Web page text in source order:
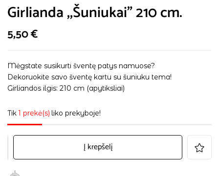
Girlianda ,,Šuniukai” 210 cm.
5,50€
Mėgstate susikurti šventę patys namuose?
Dekoruokite savo šventę kartu su šuniuku tema!
Girliandos ilgis: 210 cm (apytiksliai)
Tik1 prekė(s) liko prekyboje!
Į krepšelį